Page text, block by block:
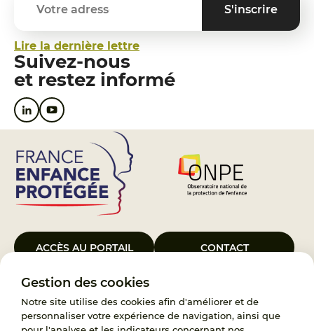
Gestion des cookies
Notre site utilise des cookies afin d'améliorer et de
personnaliser votre expérience de navigation, ainsi que
Lire la dernière lettre
Suivez-nous
et restez informé
ACCÈS AU PORTAIL CONTACT
Le Groupement d’Intérêt Public France Enfance Protégée, créé le 5
janvier 2023, a pour objet d’assurer les missions de service public du
119, d’accompagnement des adoptants et de traitement des
demandes d’accès aux origines personnelles. France Enfance